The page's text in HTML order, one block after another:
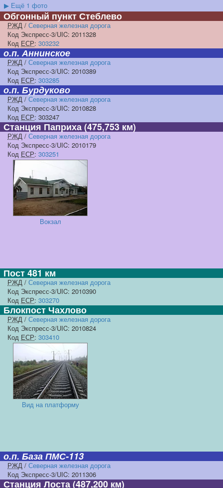
▶ Ещё 1 фото
Обгонный пункт Стеблево
РЖД / Северная железная дорога
Код Экспресс-3/UIC: 2011328
Код ЕСР: 303232
о.п. Аннинское
РЖД / Северная железная дорога
Код Экспресс-3/UIC: 2010389
Код ЕСР: 303285
о.п. Бурдуково
РЖД / Северная железная дорога
Код Экспресс-3/UIC: 2010828
Код ЕСР: 303247
Станция Паприха(475,753 км)
РЖД / Северная железная дорога
Код Экспресс-3/UIC: 2010179
Код ЕСР: 303251
Вокзал
Пост 481 км
РЖД / Северная железная дорога
Код Экспресс-3/UIC: 2010390
Код ЕСР: 303270
Блокпост Чахлово
РЖД / Северная железная дорога
Код Экспресс-3/UIC: 2010824
Код ЕСР: 303410
Вид на платформу
о.п. База ПМС-113
РЖД / Северная железная дорога
Код Экспресс-3/UIC: 2011306
Станция Лоста(487,200 км)